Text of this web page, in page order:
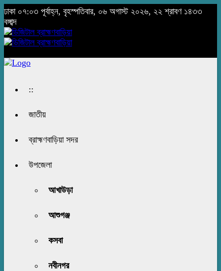
ঢাকা ০৭:০৩ পূর্বাহ্ন, বৃহস্পতিবার, ০৬ অগাস্ট ২০২৬, ২২ শ্রাবণ ১৪৩৩
বঙ্গাব্দ
::
জাতীয়
ব্রাহ্মণবাড়িয়া সদর
উপজেলা
আখাউড়া
আশুগঞ্জ
কসবা
নবীনগর